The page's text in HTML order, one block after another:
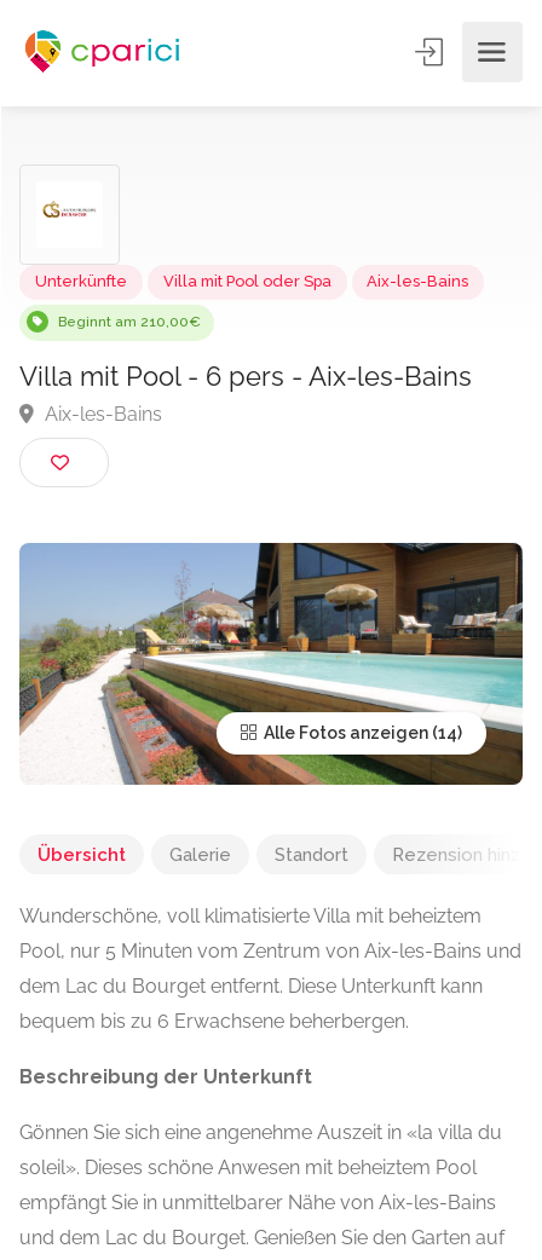
Unterkünfte Villa mit Pool oder Spa
Villa mit Pool - 6 pers - Aix-les-Bains
Aix-les-Bains
Alle Fotos anzeigen
Übersicht Galerie Standort Rezension
Wunderschöne, voll klimatisierte Villa mit beheiztem
Pool, nur 5 Minuten vom Zentrum von Aix-les-Bains und
dem Lac du Bourget entfernt. Diese Unterkunft kann
bequem bis zu 6 Erwachsene beherbergen.
Beschreibung der Unterkunft
Gönnen Sie sich eine angenehme Auszeit in «la villa du
soleil». Dieses schöne Anwesen mit beheiztem Pool
empfängt Sie in unmittelbarer Nähe von Aix-les-Bains
und dem Lac du Bourget. Genießen Sie den Garten auf